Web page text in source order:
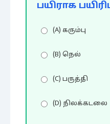
பயிராக
(A) கரும்பு
(B) நெல்
(C) பருத்தி
(D) நிலக்கடலை